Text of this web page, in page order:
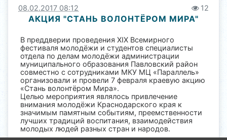
08.02.2017 08:12 12
АКЦИЯ "СТАНЬ ВОЛОНТЁРОМ МИРА"
В преддверии проведения XIX Всемирного
фестиваля молодёжи и студентов специалисты
отдела по делам молодёжи администрации
муниципального образования Павловский район
совместно с сотрудниками МКУ МЦ «Параллель»
организовали и провели 7 февраля краевую акцию
«Стань волонтёром Мира».
Целью мероприятия являлось привлечение
внимания молодёжи Краснодарского края к
значимым памятным событиям, преемственности
лучших традиций воспитания, взаимодействия
молодых людей разных стран и народов.